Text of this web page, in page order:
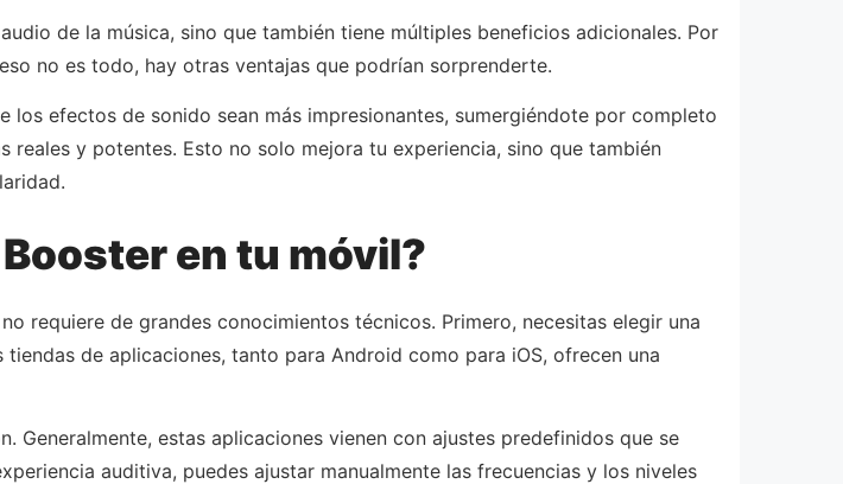
de la música, sino que también tiene múltiples beneficios adicionales. Por
no es todo, hay otras ventajas que podrían sorprenderte.
los efectos de sonido sean más impresionantes, sumergiéndote por completo
reales y potentes. Esto no solo mejora tu experiencia, sino que también
en tu móvil?
requiere de grandes conocimientos técnicos. Primero, necesitas elegir una
de aplicaciones, tanto para Android como para iOS, ofrecen una
Generalmente, estas aplicaciones vienen con ajustes predefinidos que se
auditiva, puedes ajustar manualmente las frecuencias y los niveles